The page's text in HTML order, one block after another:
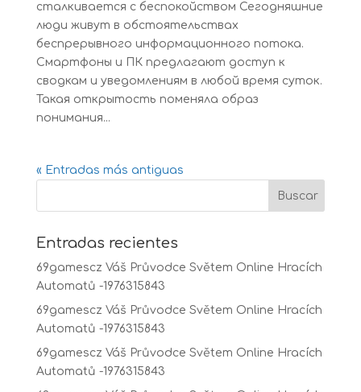
сталкивается с беспокойством Сегодняшние
люди живут в обстоятельствах
беспрерывного информационного потока.
Смартфоны и ПК предлагают доступ к
сводкам и уведомлениям в любой время суток.
Такая открытость поменяла образ
понимания...
« Entradas más antiguas
Entradas recientes
69gamescz Váš Průvodce Světem Online Hracích
Automatů -1976315843
69gamescz Váš Průvodce Světem Online Hracích
Automatů -1976315843
69gamescz Váš Průvodce Světem Online Hracích
Automatů -1976315843